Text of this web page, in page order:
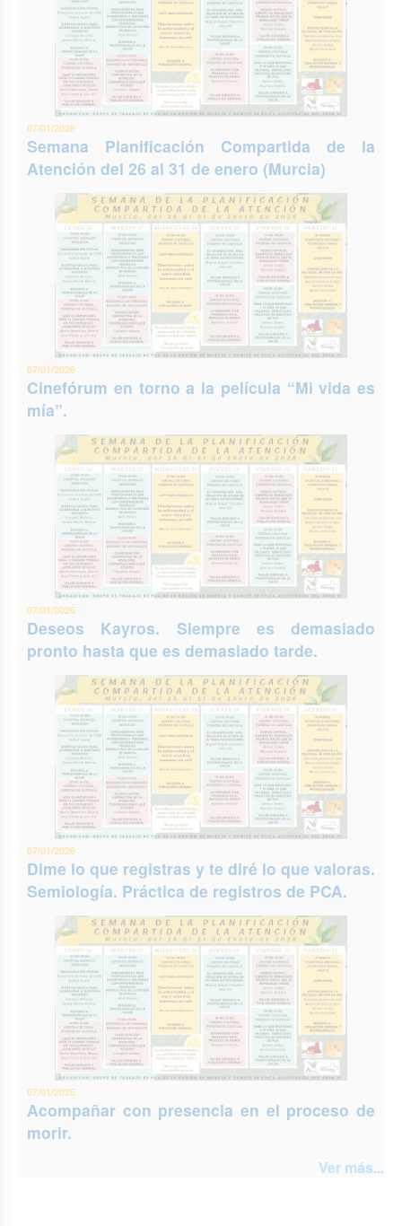
07/01/2026
Semana Planificación Compartida de la
Atención del 26 al 31 de enero (Murcia)
07/01/2026
Cinefórum en torno a la película “Mi vida es
mía”.
07/01/2026
Deseos Kayros. Siempre es demasiado
pronto hasta que es demasiado tarde.
07/01/2026
Dime lo que registras y te diré lo que valoras.
Semiología. Práctica de registros de PCA.
07/01/2026
Acompañar con presencia en el proceso de
morir.
Ver más...